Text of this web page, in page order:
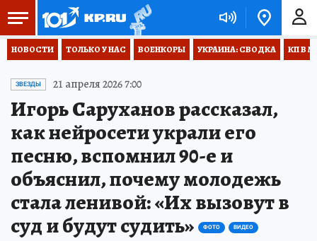
НОВОСТИ ТОЛЬКО У НАС ВОЕНКОРЫ УКРАИНА: СВОДКА КП В
ЗВЕЗДЫ 21 апреля 2026 7:00
Игорь Саруханов рассказал,
как нейросети украли его
песню, вспомнил 90-е и
объяснил, почему молодежь
стала ленивой: «Их вызовут в
суд и будут судить»
ФОТО ВИДЕО